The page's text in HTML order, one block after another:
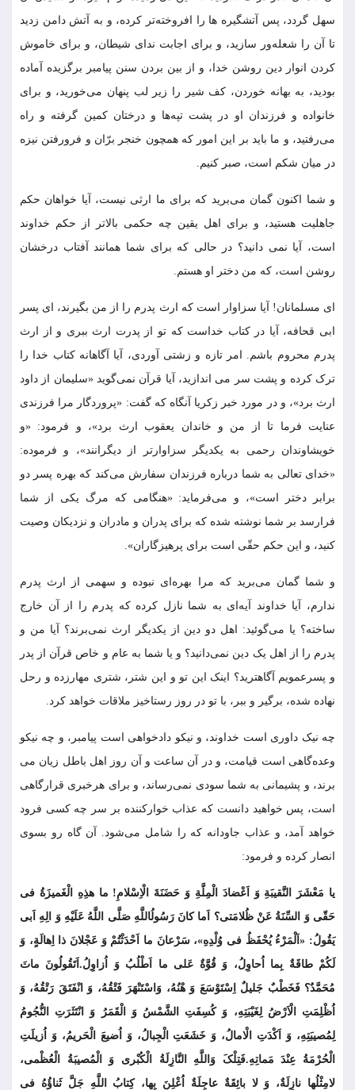
سهل گردد، پس آتش‏گیره‏ ها را افروخته‌‏تر کرده، و به آتش دامن زدید
تا آن را شعله‏‌ور سازید، و براى اجابت نداى شیطان، و براى خاموش
کردن انوار دین روشن خدا، و از بین بردن سنن پیامبر برگزیده آماده
بودید، به بهانه خوردن، کف شیر را زیر لب پنهان می‌خورید، و براى
خانواده و فرزندان او در پشت تپه‏‌ها و درختان کمین گرفته و راه
مى‌‏رفتید، و ما باید بر این امور که همچون خنجر برّان و فرورفتن نیزه
در میان شکم است، صبر کنیم.
و شما اکنون گمان می‌برید که براى ما ارثى نیست، آیا خواهان حکم
جاهلیت هستید، و براى اهل یقین چه حکمى بالاتر از حکم خداوند
است، آیا نمی دانید؟ در حالى که براى شما همانند آفتاب درخشان
روشن است، که من دختر او هستم.
اى مسلمانان! آیا سزاوار است که ارث پدرم را از من بگیرند، اى پسر
ابی قحافه، آیا در کتاب خداست که تو از پدرت ارث ببرى و از ارث
پدرم محروم باشم. امر تازه و زشتى آوردى، آیا آگاهانه کتاب خدا را
ترک کرده و پشت سر می اندازید، آیا قرآن نمی‌گوید «سلیمان از داود
ارث برد»، و در مورد خبر زکریا آنگاه که گفت: «پروردگار مرا فرزندى
عنایت فرما تا از من و خاندان یعقوب ارث برد»، و فرمود: «و
خویشاوندان رحمى به یکدیگر سزاوارتر از دیگرانند»، و فرموده:
«خداى تعالى به شما درباره فرزندان سفارش مى‌‏کند که بهره پسر دو
برابر دختر است»، و مى‌‏فرماید: «هنگامى که مرگ یکى از شما
فرارسد بر شما نوشته شده که براى پدران و مادران و نزدیکان وصیت
کنید، و این حکم حقّى است براى پرهیزگاران».
و شما گمان مى‌‏برید که مرا بهره‌‏اى نبوده و سهمى از ارث پدرم
ندارم، آیا خداوند آیه‌‏اى به شما نازل کرده که پدرم را از آن خارج
ساخته؟ یا می‌گوئید: اهل دو دین از یکدیگر ارث نمی‌برند؟ آیا من و
پدرم را از اهل یک دین نمی‌دانید؟ و یا شما به عام و خاص قرآن از پدر
و پسرعمویم آگاهترید؟ اینک این تو و این شتر، شترى مهارزده و رحل
نهاده شده، برگیر و ببر، با تو در روز رستاخیز ملاقات خواهد کرد.
چه نیک داورى است خداوند، و نیکو دادخواهى است پیامبر، و چه نیکو
وعده‏‌گاهى است قیامت، و در آن ساعت و آن روز اهل باطل زیان می
برند، و پشیمانى به شما سودى نمی‌رساند، و براى هرخبرى قرارگاهى
است، پس خواهید دانست که عذاب خوارکننده بر سر چه کسى فرود
خواهد آمد، و عذاب جاودانه که را شامل می‌شود. آن گاه رو بسوى
انصار کرده و فرمود:
یا مَعْشَرَ النَّقیبَةِ وَ اَعْضادَ الْمِلَّةِ وَ حَضَنَةَ الْاِسْلامِ! ما هذِهِ الْغَمیزَةُ فی
حَقّی وَ السِّنَةُ عَنْ ظُلامَتی؟ اَما کانَ رَسُولُ‏اللَّهِ صَلَّى اللَّهُ عَلَیْهِ وَ الِهِ اَبی
یَقُولُ: «اَلْمَرْءُ یُحْفَظُ فی وُلْدِهِ»، سَرْعانَ ما اَحْدَثْتُمْ وَ عَجْلانَ ذا اِهالَةٍ، وَ
لَکُمْ طاقَةٌ بِما اُحاوِلُ، وَ قُوَّةٌ عَلى ما اَطْلُبُ وَ اُزاوِلُ.اَتَقُولُونَ ماتَ
مُحَمَّدٌ؟ فَخَطْبٌ جَلیلٌ اِسْتَوْسَعَ وَ هْنُهُ، وَاسْتَنْهَرَ فَتْقُهُ، وَ انْفَتَقَ رَتْقُهُ، وَ
اُظْلِمَتِ الْاَرْضُ لِغَیْبَتِهِ، وَ کُسِفَتِ الشَّمْسُ وَ الْقَمَرُ وَ انْتَثَرَتِ النُّجُومُ
لِمُصیبَتِهِ، وَ اَکْدَتِ الْامالُ، وَ خَشَعَتِ الْجِبالُ، وَ اُضیعَ الْحَریمُ، وَ اُزیلَتِ
الْحُرْمَةُ عِنْدَ مَماتِهِ.فَتِلْکَ وَاللَّهِ النَّازِلَةُ الْکُبْرى وَ الْمُصیبَةُ الْعُظْمى،
لامِثْلُها نازِلَةٌ، وَ لا بائِقَةٌ عاجِلَةٌ اُعْلِنَ بِها، کِتابُ اللَّهِ جَلَّ ثَناؤُهُ فی